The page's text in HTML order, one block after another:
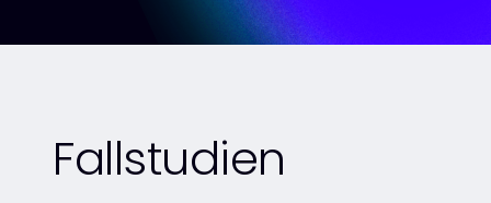
Fallstudien